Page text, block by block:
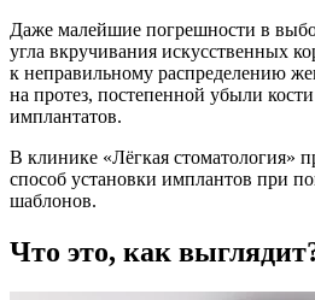
Даже малейшие погрешности в
угла вкручивания искусственных
к неправильному распределению
на протез, постепенной убыли
имплантатов.
В клинике «Лёгкая стоматология»
способ установки имплантов при
шаблонов.
Что это, как